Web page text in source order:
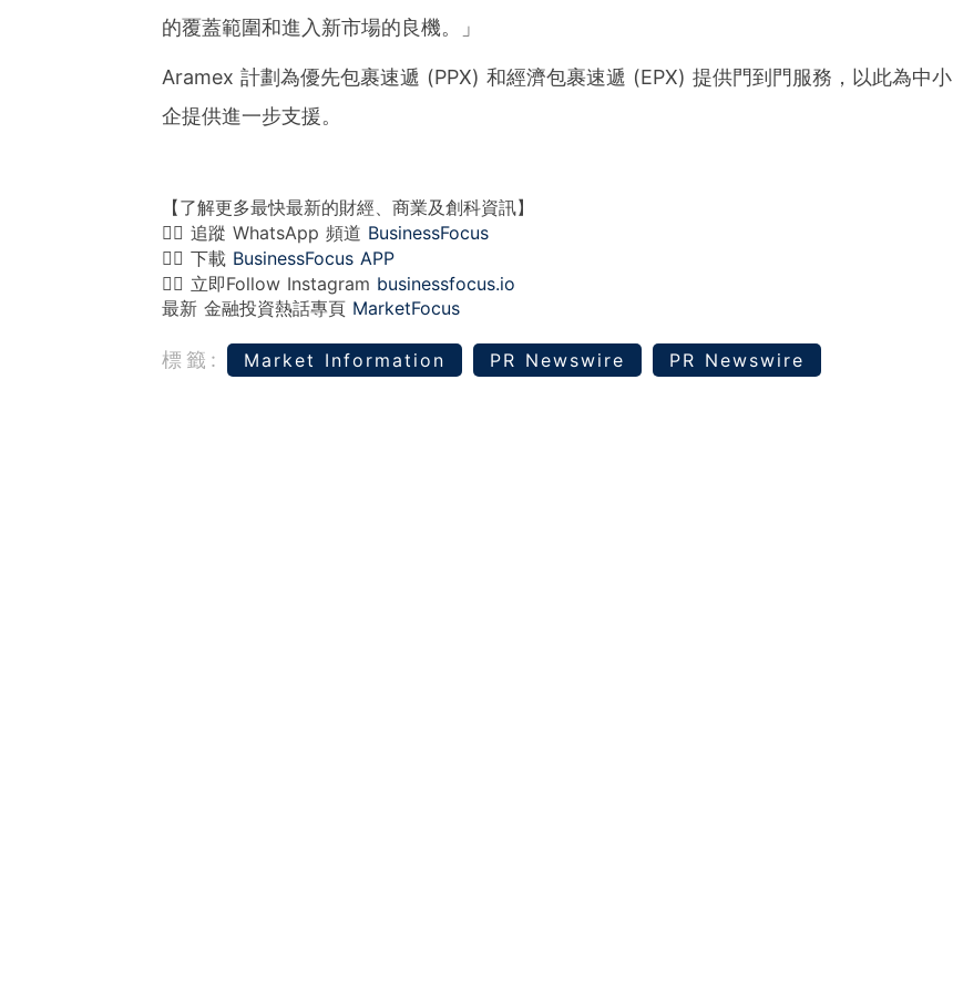
的覆蓋範圍和進入新市場的良機。」
Aramex 計劃為優先包裹速遞 (PPX) 和經濟包裹速遞 (EPX) 提供門到門服務，以此為中小
企提供進一步支援。
【了解更多最快最新的財經、商業及創科資訊】
👉🏻 追蹤 WhatsApp 頻道 BusinessFocus
👉🏻 下載 BusinessFocus APP
👉🏻 立即Follow Instagram businessfocus.io
最新 金融投資熱話專頁 MarketFocus
標籤: Market Information PR Newswire PR Newswire